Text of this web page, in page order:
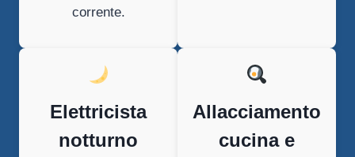
corrente.
Elettricista
notturno
Allacciamento
cucina e